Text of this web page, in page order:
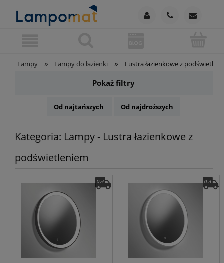
Lampy » Lampy do łazienki » Lustra łazienkowe z
Pokaż filtry
Od najtańszych Od najdroższych
Kategoria: Lampy - Lustra łazienkowe z
podświetleniem